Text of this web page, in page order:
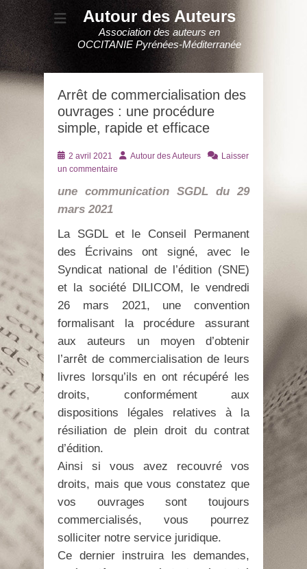
Autour des Auteurs
Association des auteurs en
OCCITANIE Pyrénées-Méditerranée
Arrêt de commercialisation des
ouvrages : une procédure
simple, rapide et efficace
Posté
le
2 avril 2021 AuteurAutour des Auteurs
Laisser
un commentaire
une communication SGDL du 29
mars 2021
La SGDL et le Conseil Permanent
des Écrivains ont signé, avec le
Syndicat national de l’édition (SNE)
et la société DILICOM, le vendredi
26 mars 2021, une convention
formalisant la procédure assurant
aux auteurs un moyen d’obtenir
l’arrêt de commercialisation de leurs
livres lorsqu’ils en ont récupéré les
droits, conformément aux
dispositions légales relatives à la
résiliation de plein droit du contrat
d’édition.
Ainsi si vous avez recouvré vos
droits, mais que vous constatez que
vos ouvrages sont toujours
commercialisés, vous pourrez
solliciter notre service juridique.
Ce dernier instruira les demandes,